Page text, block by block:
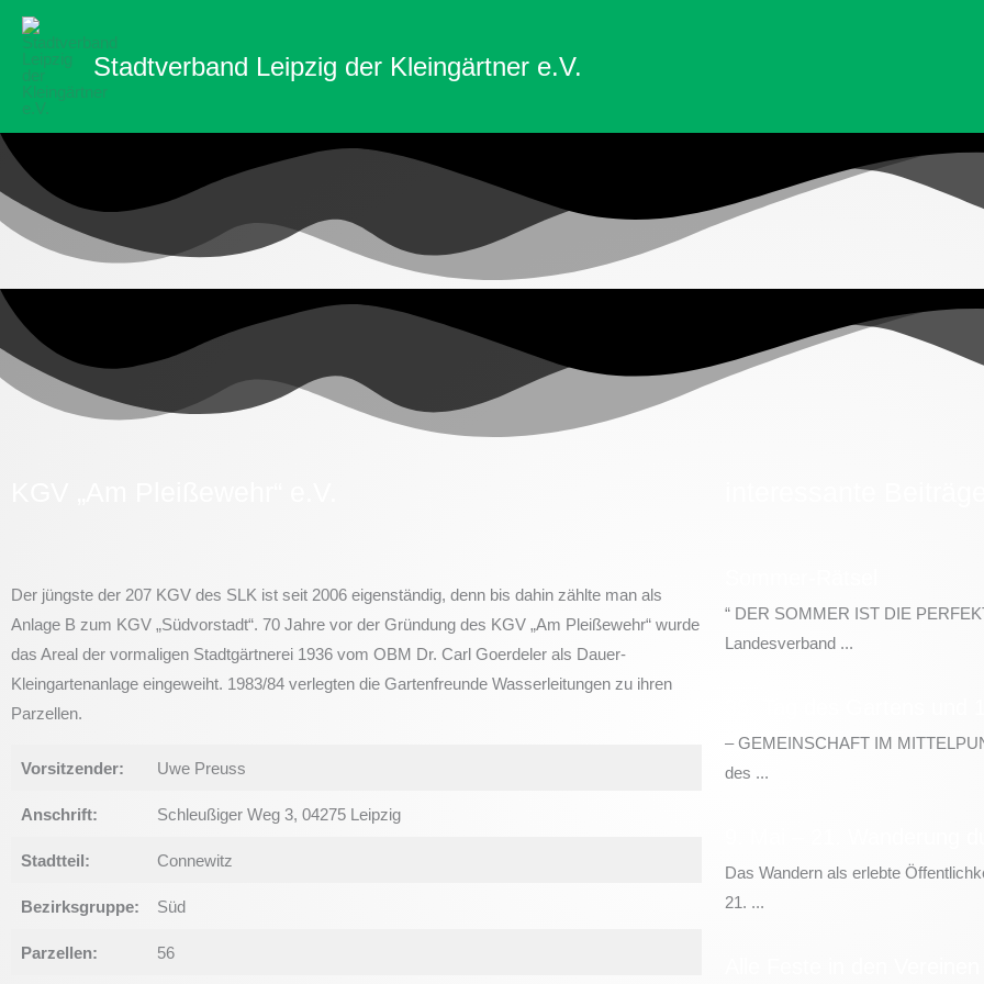
Zum
Inhalt
springen
Stadtverband Leipzig der Kleingärtner e.V.
Der jüngste der 207 KGV des SLK ist seit 2006 eigenständig, denn bis dahin zählte man als
Anlage B zum KGV „Südvorstadt“. 70 Jahre vor der Gründung des KGV „Am Pleißewehr“ wurde
das Areal der vormaligen Stadtgärtnerei 1936 vom OBM Dr. Carl Goerdeler als Dauer-
Kleingartenanlage eingeweiht. 1983/84 verlegten die Gartenfreunde Wasserleitungen zu ihren
Parzellen.
Vorsitzender: Uwe Preuss
Anschrift: Schleußiger Weg 3, 04275 Leipzig
Stadtteil: Connewitz
Bezirksgruppe: Süd
Parzellen: 56
“ DER SOMMER IST DIE
Landesverband ...
– GEMEINSCHAFT IM
des ...
Das Wandern als erlebte
21. ...